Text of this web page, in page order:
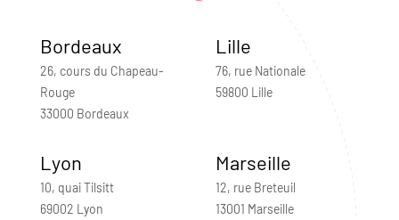
Bordeaux
26, cours du Chapeau-
Rouge
33000 Bordeaux
Lille
76, rue Nationale
59800 Lille
Lyon
10, quai Tilsitt
69002 Lyon
Marseille
12, rue Breteuil
13001 Marseille